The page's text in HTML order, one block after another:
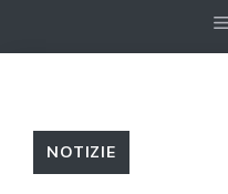
NOTIZIE